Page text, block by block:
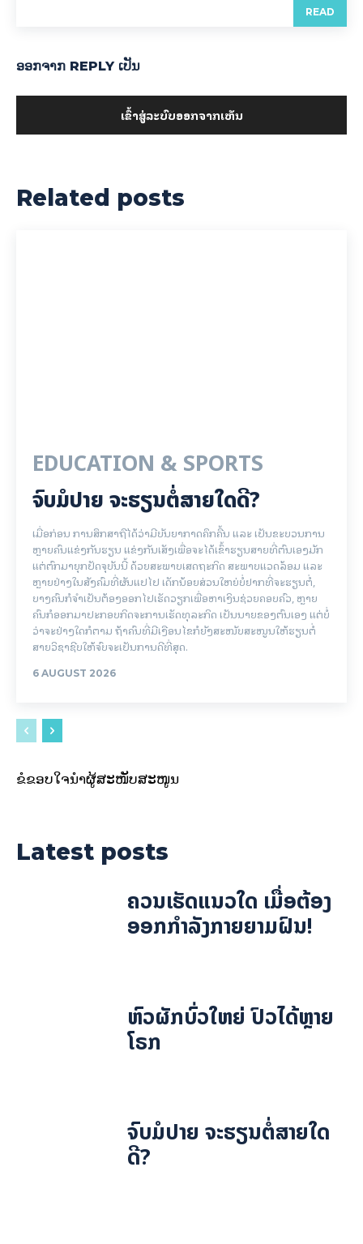
READ
ອອກ​ຈາກ REPLY ເປັນ
ເຂົ້າ​ສູ່​ລະ​ບົບ​ອອກ​ຈາກ​ເຫັນ
Related posts
EDUCATION & SPORTS
ຈົບມໍປາຍ ຈະຮຽນຕໍ່ສາຍໃດດີ?
ເມື່ອກ່ອນ ການສຶກສາຖືໄດ້ວ່າມີບັນຍາກາດຄຶກຄື້ນ ແລະ ເປັນຂະບວນການ
ຫຼາຍຄົນແຂ່ງກັນຮຽນ ແຂ່ງກັນເສັງເພື່ອຈະໄດ້ເຂົ້າຮຽນສາຍທີ່ຕົນເອງມັກ
ແຕ່ຕົກມາຍຸກປັດຈຸບັນນີ້ ດ້ວຍສະພາບເສດຖະກິດ ສະພາບແວດລ້ອມ ແລະ
ຫຼາຍຢ່າງໃນສັງຄົມທີ່ຜັນແປໄປ ເດັກນ້ອຍສ່ວນໃຫຍ່ບໍ່ຢາກທີ່ຈະຮຽນຕໍ່,
ບາງຄົນກໍຈຳເປັນຕ້ອງອອກໄປເຮັດວຽກເພື່ອຫາເງິນຊ່ວຍຄອບຄົວ, ຫຼາຍ
ຄົນກໍອອກມາປະກອບກິດຈະການເຮັດທຸລະກິດ ເປັນນາຍຂອງຕົນເອງ ແຕ່ບໍ່
ວ່າຈະຢ່າງໃດກໍຕາມ ຖ້າຄົນທີ່ມີເງືອນໄຂກໍຍັງສະໜັບສະໜູນໃຫ້ຮຽນຕໍ່
ສາຍວິຊາຊີບໃຫ້ຈົບຈະເປັນການດີທີ່ສຸດ.
6 AUGUST 2026
ຂໍຂອບໃຈນຳຜູ້ສະໜັບສະໜູນ
Latest posts
ຄວນເຮັດແນວໃດ ເມື່ອຕ້ອງ
ອອກກຳລັງກາຍຍາມຝົນ!
ຫົວຜັກບົ່ວໃຫຍ່ ປົວໄດ້ຫຼາຍ
ໂຣກ
ຈົບມໍປາຍ ຈະຮຽນຕໍ່ສາຍໃດ
ດີ?